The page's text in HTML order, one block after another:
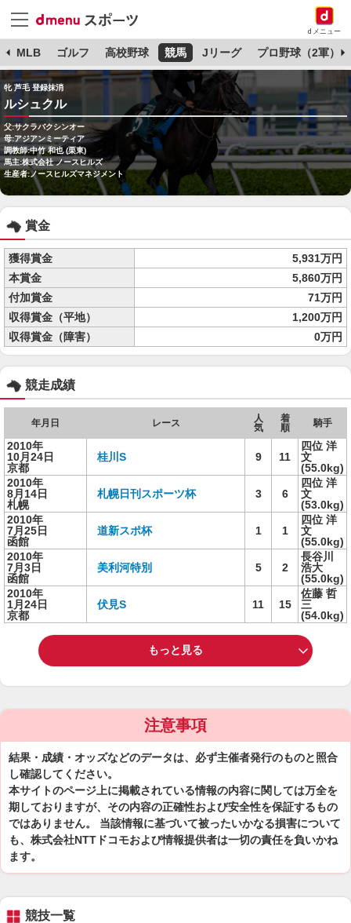
dメニュー
MLB ゴルフ 高校野球 競馬 Jリーグ プロ野球（2軍）
牝 芦毛 登録抹消
ルシュクル
父:サクラバクシンオー
母:アジアンミーティア
調教師:中竹 和也 (栗東)
馬主:株式会社 ノースヒルズ
生産者:ノースヒルズマネジメント
賞金
獲得賞金
5,931万円
本賞金
5,860万円
付加賞金
71万円
収得賞金（平地）
1,200万円
収得賞金（障害）
0万円
競走成績
年月日 レース
人
気
着
順
騎手
2010年
10月24日
京都
桂川S 9 11
四位 洋
文
(55.0kg)
2010年
8月14日
札幌
札幌日刊スポーツ杯 3 6
四位 洋
文
(53.0kg)
2010年
7月25日
函館
道新スポ杯 1 1
四位 洋
文
(55.0kg)
2010年
7月3日
函館
美利河特別 5 2
長谷川
浩大
(55.0kg)
2010年
1月24日
京都
伏見S 11 15
佐藤 哲
三
(54.0kg)
もっと見る
注意事項
結果・成績・オッズなどのデータは、必ず主催者発行のものと照合
し確認してください。
本サイトのページ上に掲載されている情報の内容に関しては万全を
期しておりますが、その内容の正確性および安全性を保証するもの
ではありません。 当該情報に基づいて被ったいかなる損害について
も、株式会社NTTドコモおよび情報提供者は一切の責任を負いかね
ます。
競技一覧